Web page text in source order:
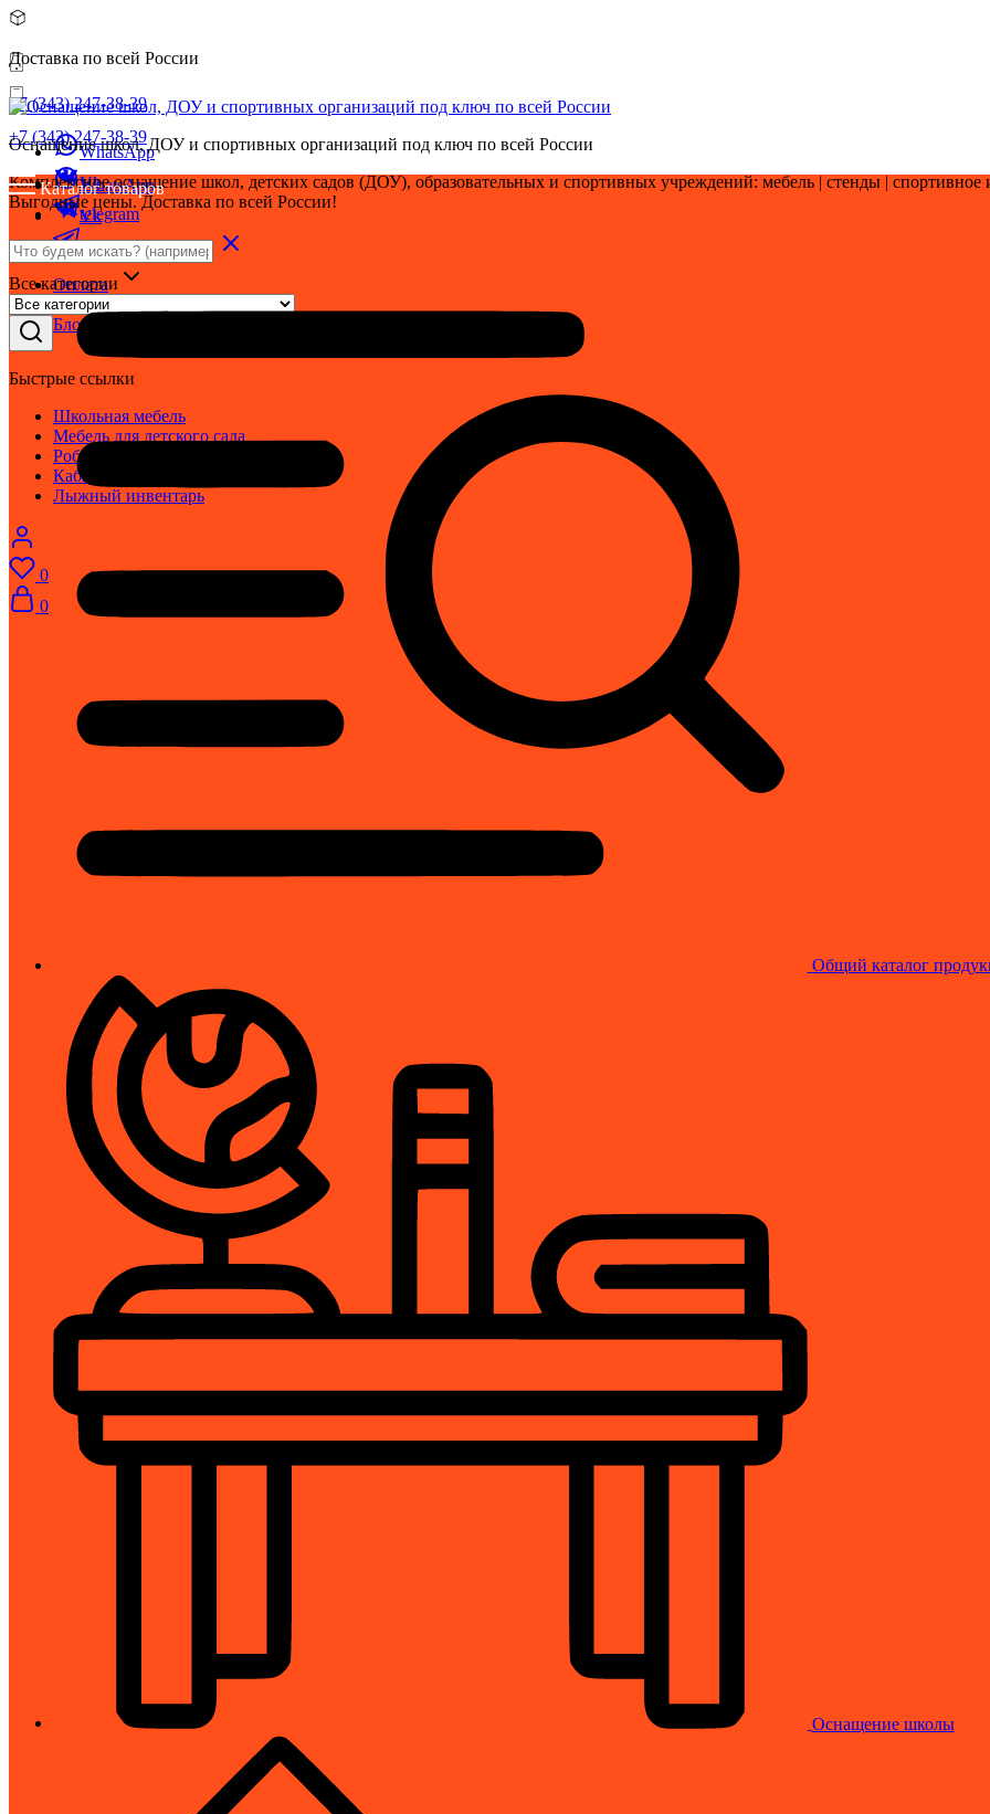
Доставка по всей России
+7 (343) 247-38-39
WhatsApp
Vk
telegram
Оплата
Доставка
Блог
+7 (343) 247-38-39
WhatsApp
Vk
telegram
Оснащение школ, ДОУ и спортивных организаций под ключ по всей России
Комплексное оснащение школ, детских садов (ДОУ), образовательных и спортивных учреждений: мебель | стенды | cпортивное
Выгодные цены. Доставка по всей России!
Все категории
Быстрые ссылки
Школьная мебель
Мебель для детского сада
Робототехника
Кабинет ОБЗР
Лыжный инвентарь
0
0
Каталог товаров
Общий каталог
Оснащение школы